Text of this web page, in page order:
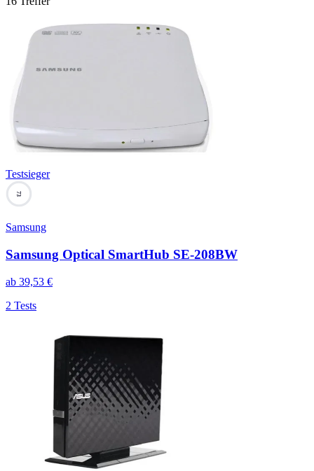
Testsieger
73
Samsung
Samsung Optical SmartHub SE-208BW
ab 39,53 €
2 Tests